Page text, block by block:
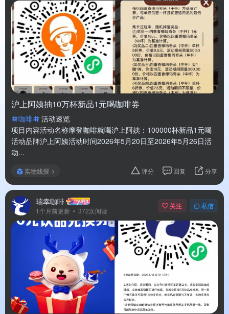
沪上阿姨抽10万杯新品1元喝咖啡券
咖啡
活动速览
项目内容活动名称摩登咖啡就喝沪上阿姨：100000杯新品1元喝
活动品牌沪上阿姨活动时间2026年5月20日至2026年5月26日活
动...
实物线报 评分 回复 分享
瑞幸咖啡
1个月前更新 372次阅读
关注 私信